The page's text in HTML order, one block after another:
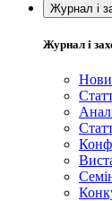
Журнал і
Журнал і